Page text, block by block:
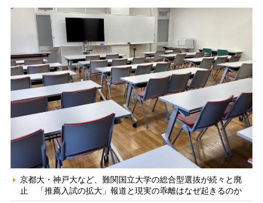
京都大・神戸大など、難関国立大学の総合型選抜が続々と廃
止 「推薦入試の拡大」報道と現実の乖離はなぜ起きるのか